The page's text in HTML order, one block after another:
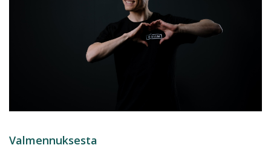
Valmennuksesta